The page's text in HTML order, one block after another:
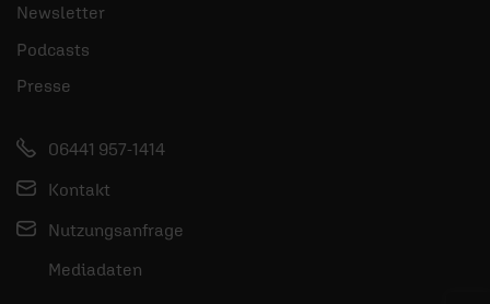
Newsletter
Podcasts
Presse
06441 957-1414
Kontakt
Nutzungsanfrage
Mediadaten